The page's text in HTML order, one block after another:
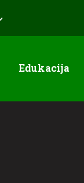
Edukacija